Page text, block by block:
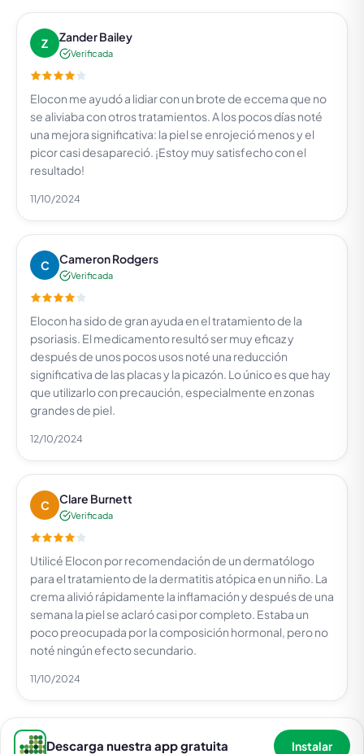
Z Zander Bailey
Verificada
Elocon me ayudó a lidiar con un brote de eccema que no
se aliviaba con otros tratamientos. A los pocos días noté
una mejora significativa: la piel se enrojeció menos y el
picor casi desapareció. ¡Estoy muy satisfecho con el
resultado!
11/10/2024
C Cameron Rodgers
Verificada
Elocon ha sido de gran ayuda en el tratamiento de la
psoriasis. El medicamento resultó ser muy eficaz y
después de unos pocos usos noté una reducción
significativa de las placas y la picazón. Lo único es que hay
que utilizarlo con precaución, especialmente en zonas
grandes de piel.
12/10/2024
C Clare Burnett
Verificada
Utilicé Elocon por recomendación de un dermatólogo
para el tratamiento de la dermatitis atópica en un niño. La
crema alivió rápidamente la inflamación y después de una
semana la piel se aclaró casi por completo. Estaba un
poco preocupada por la composición hormonal, pero no
noté ningún efecto secundario.
11/10/2024
Descarga nuestra app gratuita Instalar